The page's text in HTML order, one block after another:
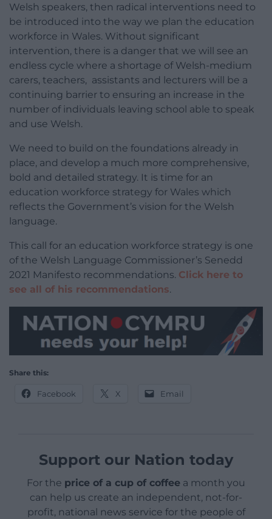
Welsh speakers, then radical interventions need to
be introduced into the way we plan the education
workforce in Wales. Without significant
intervention, there is a danger that we will see an
endless cycle where a shortage of Welsh-medium
carers, teachers, assistants and lecturers will be a
continuing barrier to ensuring an increase in the
number of individuals leaving school able to speak
and use Welsh.
We need to build on the foundations already in
place, and develop a much more comprehensive,
bold and detailed strategy. It is time for an
education workforce strategy for Wales which
reflects the Government’s vision for the Welsh
language.
This call for an education workforce strategy is one
of the Welsh Language Commissioner’s Senedd
2021 Manifesto recommendations. Click here to
see all of his recommendations.
Share this:
Facebook X Email
Support our Nation today
For the price of a cup of coffee a month you
can help us create an independent, not-for-
profit, national news service for the people of